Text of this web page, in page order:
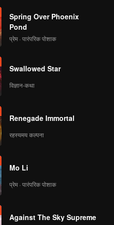
Spring Over Phoenix
Pond
प्रेम · पारंपरिक पोशाक
Swallowed Star
विज्ञान-कथा
Renegade Immortal
रहस्यमय कल्पना
Mo Li
प्रेम · पारंपरिक पोशाक
Against The Sky Supreme